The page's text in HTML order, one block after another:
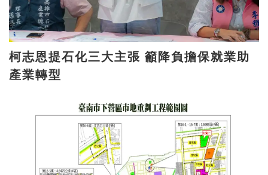
柯志恩提石化三大主張 籲降負擔保就業助
產業轉型